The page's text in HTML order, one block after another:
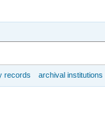
records archival institutions